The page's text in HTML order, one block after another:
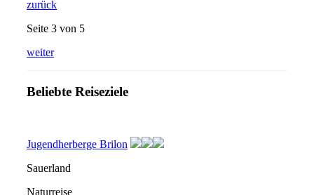
zurück
Seite 3 von 5
weiter
Beliebte Reiseziele
Jugendherberge Brilon
Sauerland
Naturreise